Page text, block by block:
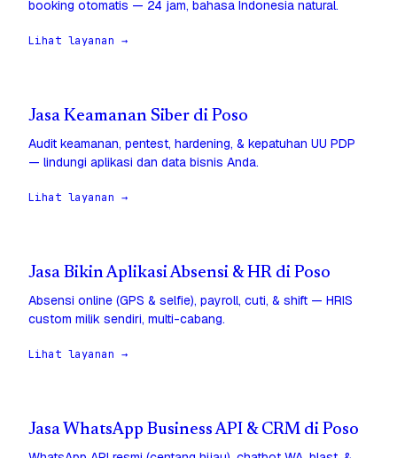
booking otomatis — 24 jam, bahasa Indonesia natural.
Lihat layanan →
Jasa Keamanan Siber di Poso
Audit keamanan, pentest, hardening, & kepatuhan UU PDP
— lindungi aplikasi dan data bisnis Anda.
Lihat layanan →
Jasa Bikin Aplikasi Absensi & HR di Poso
Absensi online (GPS & selfie), payroll, cuti, & shift — HRIS
custom milik sendiri, multi-cabang.
Lihat layanan →
Jasa WhatsApp Business API & CRM di Poso